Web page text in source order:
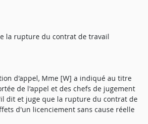
la rupture du contrat de travail
d'appel, Mme [W] a indiqué au titre
de l'appel et des chefs de jugement
dit et juge que la rupture du contrat de
d'un licenciement sans cause réelle